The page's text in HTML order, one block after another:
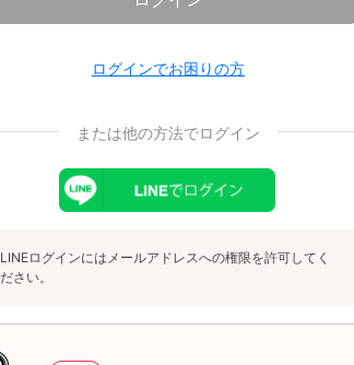
ログインでお困りの方
または他の方法でログイン
LINEログインにはメールアドレスへの権限を許可してく
ださい。